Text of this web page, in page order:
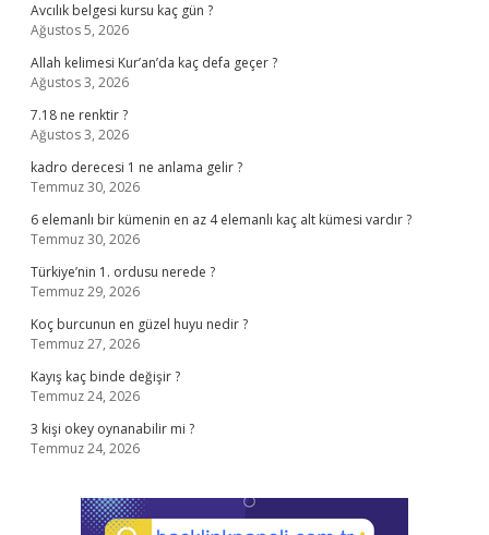
Avcılık belgesi kursu kaç gün ?
Ağustos 5, 2026
Allah kelimesi Kur’an’da kaç defa geçer ?
Ağustos 3, 2026
7.18 ne renktir ?
Ağustos 3, 2026
kadro derecesi 1 ne anlama gelir ?
Temmuz 30, 2026
6 elemanlı bir kümenin en az 4 elemanlı kaç alt kümesi vardır ?
Temmuz 30, 2026
Türkiye’nin 1. ordusu nerede ?
Temmuz 29, 2026
Koç burcunun en güzel huyu nedir ?
Temmuz 27, 2026
Kayış kaç binde değişir ?
Temmuz 24, 2026
3 kişi okey oynanabilir mi ?
Temmuz 24, 2026